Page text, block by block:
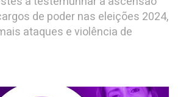
de poder nas eleições 2024,
ataques e violência de